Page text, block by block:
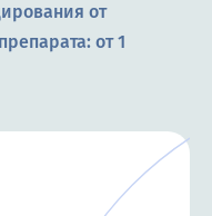
от
от 1